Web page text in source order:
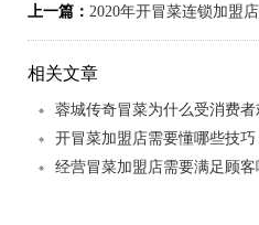
上一篇： 2020年开冒菜连锁加盟
相关文章
蓉城传奇冒菜为什么受消费者
开冒菜加盟店需要懂哪些技巧
经营冒菜加盟店需要满足顾